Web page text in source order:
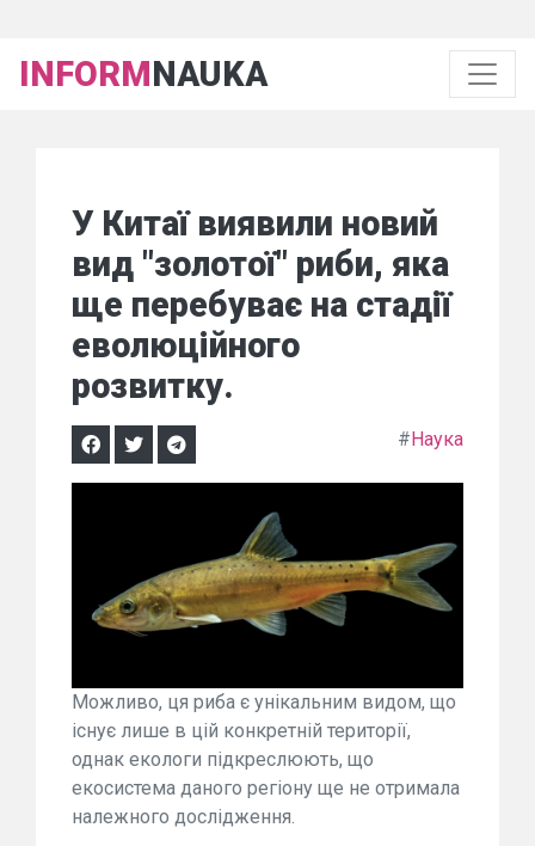
INFORMNAUKA
У Китаї виявили новий
вид "золотої" риби, яка
ще перебуває на стадії
еволюційного
розвитку.
#Наука
Можливо, ця риба є унікальним видом, що
існує лише в цій конкретній території,
однак екологи підкреслюють, що
екосистема даного регіону ще не отримала
належного дослідження.